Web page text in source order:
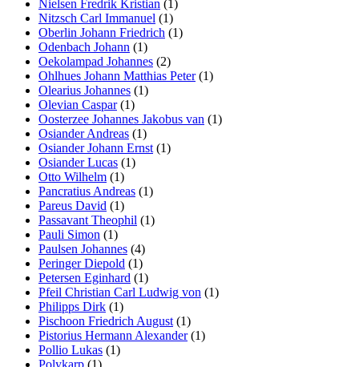
Nielsen Fredrik Kristian (1)
Nitzsch Carl Immanuel (1)
Oberlin Johann Friedrich (1)
Odenbach Johann (1)
Oekolampad Johannes (2)
Ohlhues Johann Matthias Peter(1)
Olearius Johannes (1)
Olevian Caspar(1)
Oosterzee Johannes Jakobus van (1)
Osiander Andreas (1)
Osiander Johann Ernst (1)
Osiander Lucas (1)
Otto Wilhelm (1)
Pancratius Andreas (1)
Pareus David (1)
Passavant Theophil (1)
Pauli Simon (1)
Paulsen Johannes (4)
Peringer Diepold (1)
Petersen Eginhard (1)
Pfeil Christian Carl Ludwig von (1)
Philipps Dirk (1)
Pischoon Friedrich August (1)
Pistorius Hermann Alexander(1)
Pollio Lukas (1)
Polykarp (1)